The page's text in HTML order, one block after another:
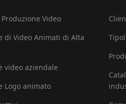
Video
di Video Animati di Alta
video aziendale
Logo animato